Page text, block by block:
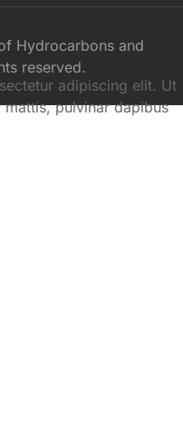
Hydrocarbons and
reserved.
adipiscing elit. Ut
pulvinar dapibus